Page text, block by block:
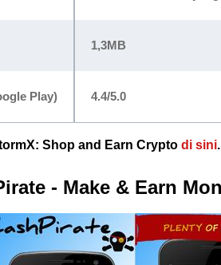
1,3MB
Play) 4.4/5.0
Shop and Earn Crypto di sini.
- Make & Earn